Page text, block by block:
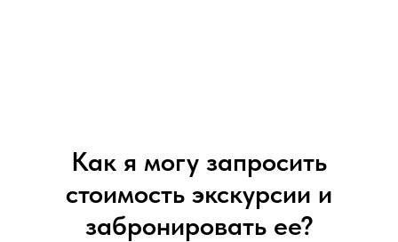
Как я могу запросить
стоимость экскурсии и
забронировать ее?